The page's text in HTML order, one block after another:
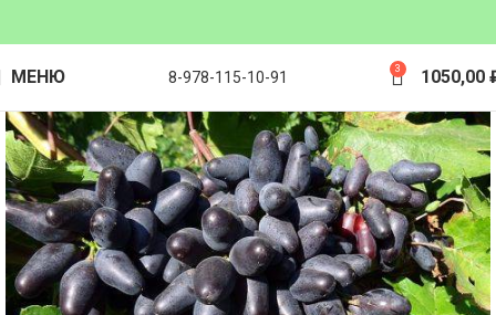
МЕНЮ 8-978-115-10-91 3 1050,00